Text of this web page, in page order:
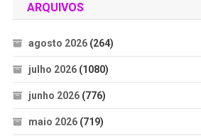
ARQUIVOS
agosto 2026(264)
julho 2026(1080)
junho 2026(776)
maio 2026(719)